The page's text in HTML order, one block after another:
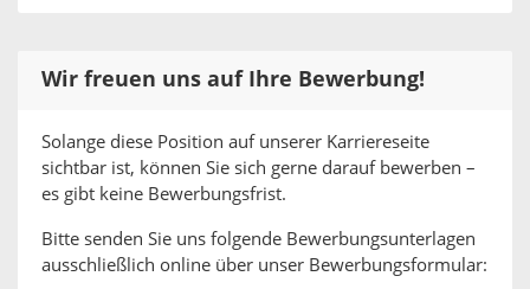
Wir freuen uns auf Ihre Bewerbung!
Solange diese Position auf unserer Karriereseite
sichtbar ist, können Sie sich gerne darauf bewerben –
es gibt keine Bewerbungsfrist.
Bitte senden Sie uns folgende Bewerbungsunterlagen
ausschließlich online über unser Bewerbungsformular: